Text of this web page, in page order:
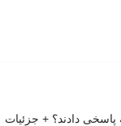
دادند؟ + جزئیات